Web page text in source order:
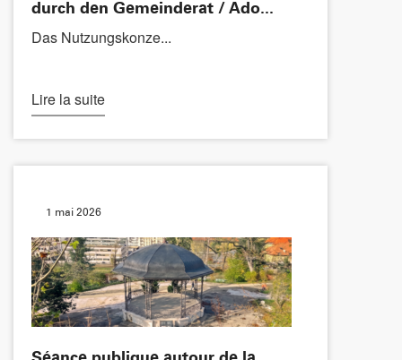
durch den Gemeinderat / Ado...
Das Nutzungskonze...
Lire la suite
1 mai 2026